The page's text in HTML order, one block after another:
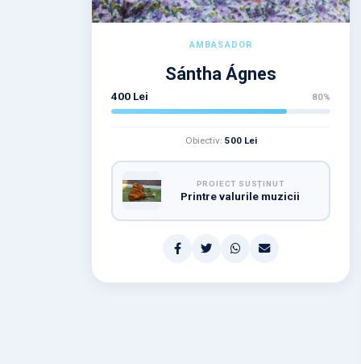
AMBASADOR
Sántha Ágnes
400 Lei 80%
Obiectiv: 500 Lei
PROIECT SUSȚINUT
Printre valurile muzicii